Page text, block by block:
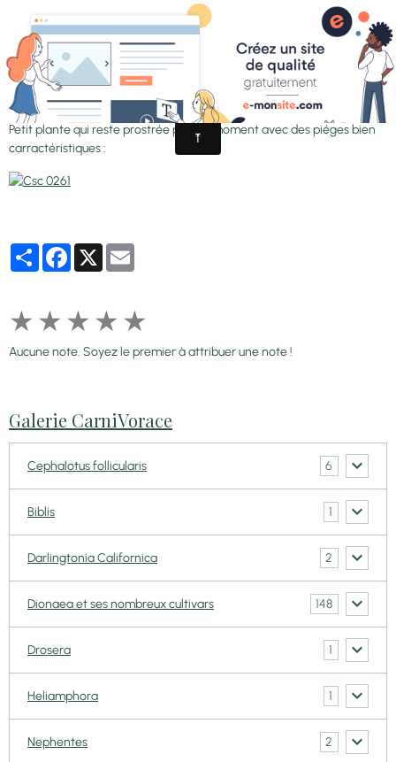
-'Quadratfalle'
Petit plante qui reste prostrée pour le moment avec des piéges bien
carractéristiques :
PartagerFacebook
X
★ ★ ★ ★ ★
Aucune note. Soyez le premier à attribuer une note !
Galerie CarniVorace
Cephalotus follicularis 6
Biblis 1
Darlingtonia Californica 2
Dionaea et ses nombreux cultivars 148
Drosera 1
Heliamphora 1
Nephentes 2